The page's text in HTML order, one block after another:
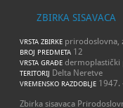
ZBIRKA SISAVACA
VRSTA ZBIRKE prirodoslovna,
BROJ PREDMETA 12
VRSTA GRAĐE dermoplastički
TERITORIJ Delta Neretve
VREMENSKO RAZDOBLJE 1947.
Zbirka sisavaca